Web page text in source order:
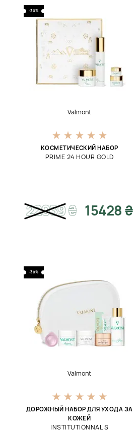
-30%
Valmont
КОСМЕТИЧЕСКИЙ НАБОР
PRIME 24 HOUR GOLD
22039₴ 15428 ₴
-30%
Valmont
ДОРОЖНЫЙ НАБОР ДЛЯ УХОДА ЗА
КОЖЕЙ
INSTITUTIONNAL S